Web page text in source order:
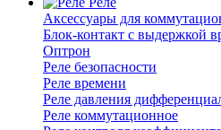
Аксессуары для
Блок-контакт с выдержкой
Оптрон
Реле безопасности
Реле времени
Реле давления
Реле коммутационное